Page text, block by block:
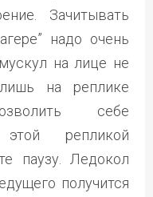
Зачитывать
надо очень
на лице не
на реплике
себе
репликой
паузу. Ледокол
получится